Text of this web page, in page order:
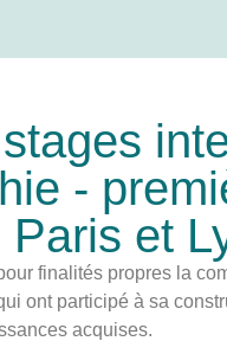
-
et
finalités propres la
ont participé à sa
acquises.